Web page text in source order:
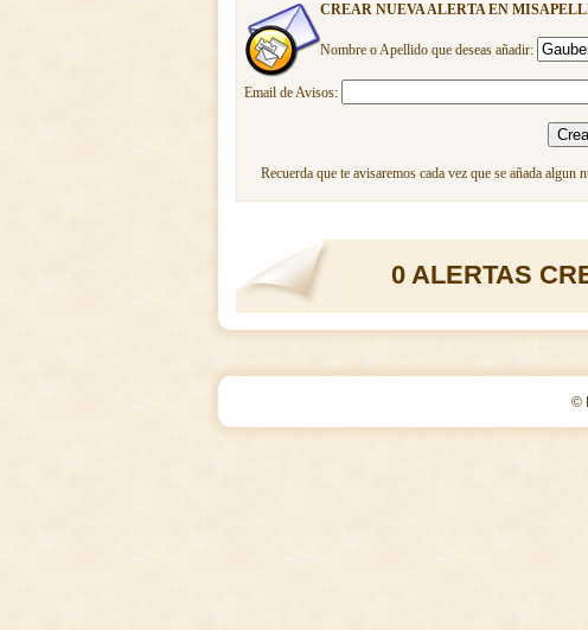
CREAR NUEVA ALERTA EN
Nombre o Apellido que deseas añadir:
Email de Avisos:
Recuerda que te avisaremos cada vez que se añada
0 ALERTAS
©